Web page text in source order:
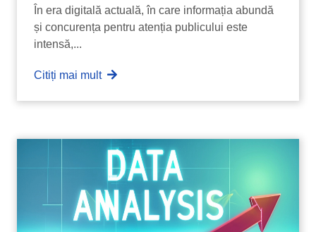
În era digitală actuală, în care informația abundă
și concurența pentru atenția publicului este
intensă,...
Citiți mai mult